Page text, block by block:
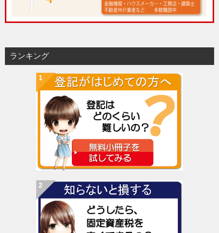
ランキング